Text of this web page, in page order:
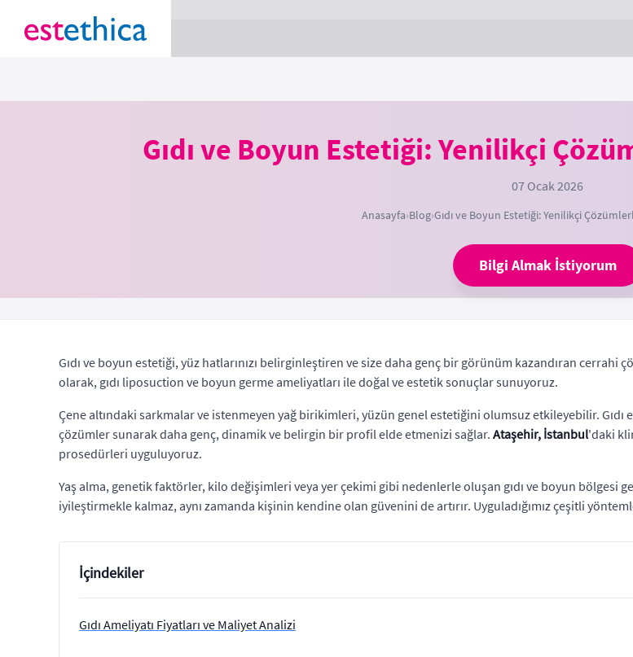
Gıdı ve Boyun Estetiği: Yenilikçi
07 Ocak 2026
Anasayfa›Blog›Gıdı ve Boyun Estetiği: Yenilikçi
Bilgi Almak İstiyorum
Gıdı ve boyun estetiği, yüz hatlarınızı belirginleştiren ve size daha genç bir görünüm kazandıran
olarak, gıdı liposuction ve boyun germe ameliyatları ile doğal ve estetik sonuçlar sunuyoruz.
Çene altındaki sarkmalar ve istenmeyen yağ birikimleri, yüzün genel estetiğini olumsuz etkileyebilir.
çözümler sunarak daha genç, dinamik ve belirgin bir profil elde etmenizi sağlar. Ataşehir, İstanbul'daki
prosedürleri uyguluyoruz.
Yaş alma, genetik faktörler, kilo değişimleri veya yer çekimi gibi nedenlerle oluşan gıdı ve boyun bölgesi
iyileştirmekle kalmaz, aynı zamanda kişinin kendine olan güvenini de artırır. Uyguladığımız çeşitli
İçindekiler
Gıdı Ameliyatı Fiyatları ve Maliyet Analizi